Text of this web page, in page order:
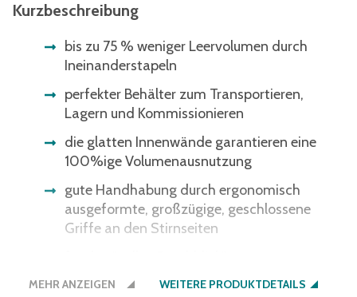
Kurzbeschreibung
bis zu 75 % weniger Leervolumen durch
Ineinanderstapeln
perfekter Behälter zum Transportieren,
Lagern und Kommissionieren
die glatten Innenwände garantieren eine
100%ige Volumenausnutzung
gute Handhabung durch ergonomisch
ausgeformte, großzügige, geschlossene
Griffe an den Stirnseiten
MEHR ANZEIGEN WEITERE PRODUKTDETAILS